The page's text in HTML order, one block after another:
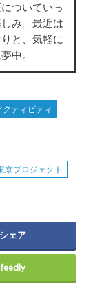
ついていっ
み。最近は
と、気軽に
中。
クティビティ
京プロジェクト
シェア
feedly